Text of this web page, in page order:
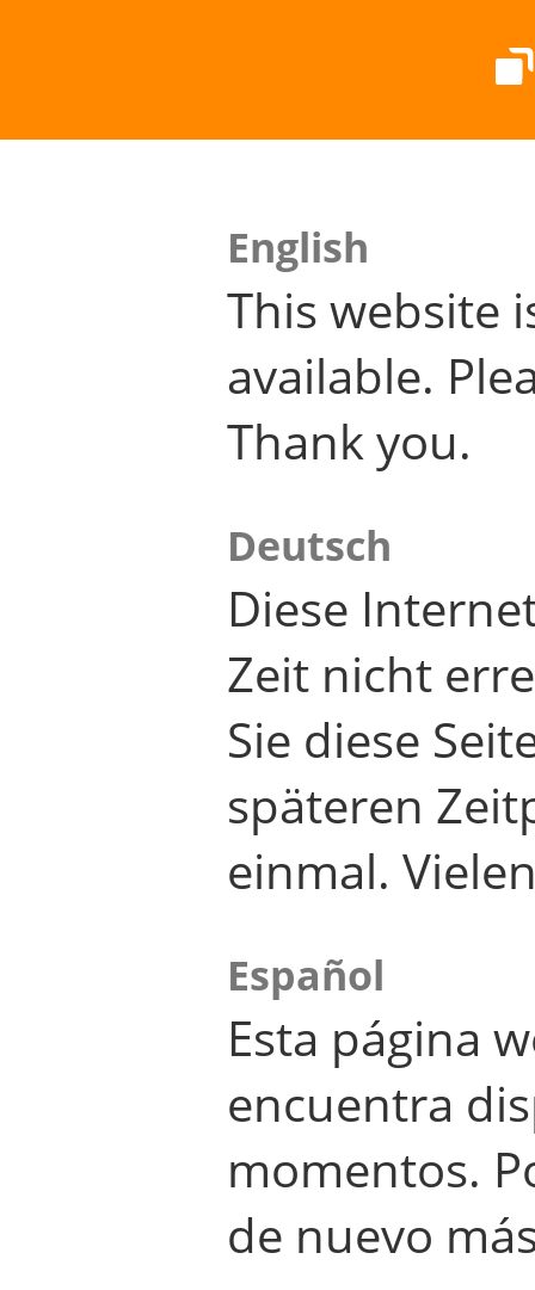
English
This website
available.
Thank you.
Deutsch
Diese
Zeit nicht
Sie diese
späteren
einmal.
Español
Esta página
encuentra
momentos.
de nuevo